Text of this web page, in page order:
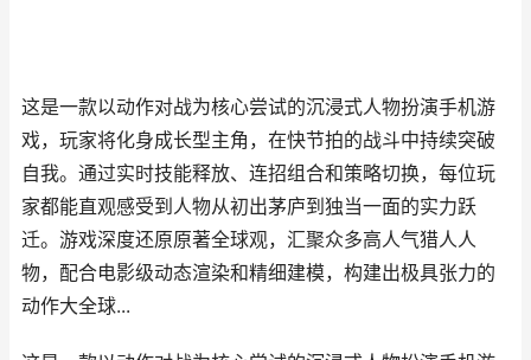
这是一款以动作对战为核心尝试的沉浸式人物扮演手机游
戏，玩家将化身成长型主角，在快节拍的战斗中持续突破
自我。通过实时技能释放、连招组合和策略切换，每位玩
家都能直观感受到人物从初出茅庐到独当一面的实力跃
迁。游戏深度还原原著全球观，汇聚众多高人气猎人人
物，配合电影级动态渲染和精细建模，构建出极具张力的
动作大全球...